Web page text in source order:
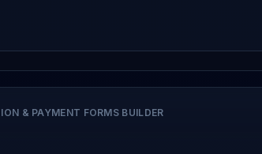
& PAYMENT FORMS BUILDER